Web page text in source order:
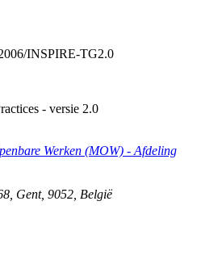
INSPIRE-TG2.0
- versie 2.0
Werken (MOW) - Afdeling
Gent, 9052 België